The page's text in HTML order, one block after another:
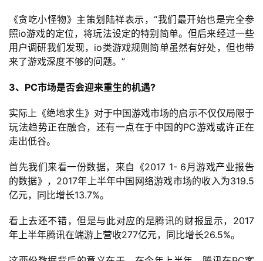
《贪吃小怪物》主策划陆祥表示，“我们最开始也是完全参
照io游戏的定位，将玩法设定的特别简单。但后来经过一些
用户调研我们发现，io类游戏规则简单虽然有好处，但也带
来了游戏深度不够的问题。”
3、PC市场是否会迎来重生的机遇?
实际上《绝地求生》对于中国游戏市场的启示不仅仅局限于
玩法趋势正在融合，还有一点在于中国的PC游戏或许正在
走出低谷。
首先我们来看一份数据，来自《2017 1- 6月游戏产业报告
的数据》，2017年上半年中国网络游戏市场的收入为319.5
亿元，同比增长13.7%。
看上去还不错，但是与此对应的是腾讯的财报显示，2017
年上半年腾讯在端游上营收277亿元，同比增长26.5%。